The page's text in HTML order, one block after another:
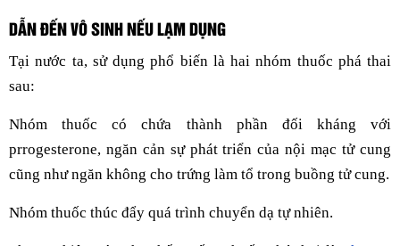
DẪN ĐẾN VÔ SINH NẾU LẠM DỤNG
Tại nước ta, sử dụng phổ biến là hai nhóm thuốc phá thai
sau:
Nhóm thuốc có chứa thành phần đối kháng với
prrogesterone, ngăn cản sự phát triển của nội mạc tử cung
cũng như ngăn không cho trứng làm tổ trong buồng tử cung.
Nhóm thuốc thúc đẩy quá trình chuyển dạ tự nhiên.